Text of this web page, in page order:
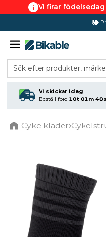
Vi firar födelsedag
365
Sök efter produkter,
Vi skickar idag
Beställ före 10t 01m 48s
Cykelkläder